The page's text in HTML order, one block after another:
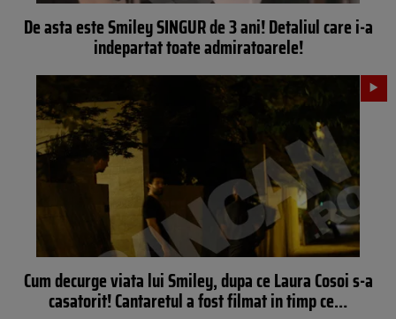
De asta este Smiley SINGUR de 3 ani! Detaliul care i-a
indepartat toate admiratoarele!
Cum decurge viata lui Smiley, dupa ce Laura Cosoi s-a
casatorit! Cantaretul a fost filmat in timp ce…